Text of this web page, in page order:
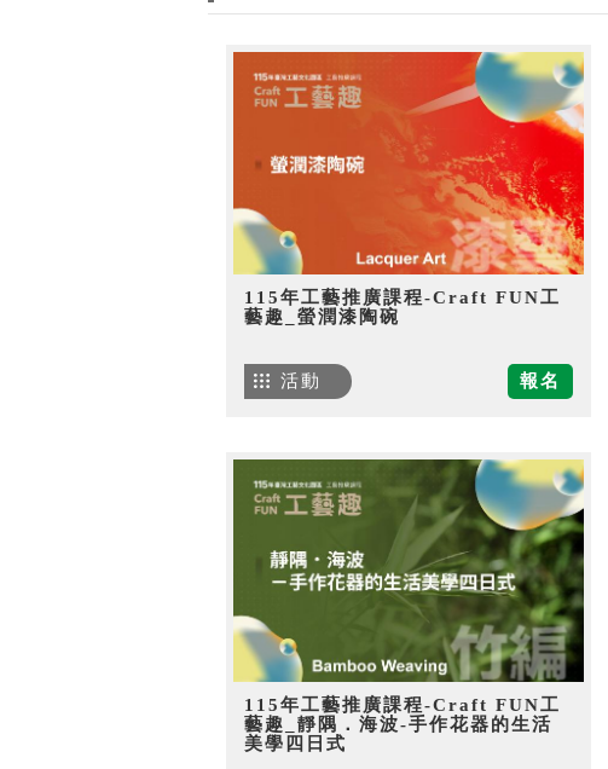
115年工藝推廣課程-Craft FUN工
藝趣_螢潤漆陶碗
報名
活動
115年工藝推廣課程-Craft FUN工
藝趣_靜隅．海波-手作花器的生活
美學四日式